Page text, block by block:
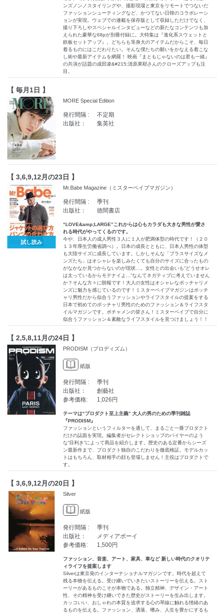
ンズノンノスタイリングや、撮影現場と東京をリモートでつないだ
ファッションシューティングなど、かつてない日韓のコラボレーシ
ョンが実現。ウェブでの連載を保存版として収録しただけでなく、
撮り下ろしやスペシャルインタビューなどの新たなコンテンツも加
えられた豪華な68pが別冊付録に。大特集は『進化系スウェットと
鉄板セットアップ』。どちらも等身大のアイテムだからこそ、毎日
着るものにはこだわりたい。そんな僕たちの願いをかなえる着こな
し術や最新アイテムを網羅！ 映画『まともじゃないのは君も一緒』
の共演が話題の成田凌&#215;清原果耶さんのクローズアップも注
目。
【 毎月1日 】
MORE Special Edition
発行間隔 :
不定期
出版社：
集英社
【 3,6,9,12月の23日 】
試し読み
Mr.Babe Magazine（ミスターベイブマガジン）
発行間隔 :
季刊
出版社：
徳間書店
“LOVE&amp;LARGE”これからは心もカラダも大きな男性が愛さ
れる時代がやってくるのです。
今や、日本人の成人男性３人に１人が肥満体型の時代です！（２０
１３年厚生労働省調べ）。日本の成長とともに、日本人男性の体型
も大陸サイズに成長しています。しかしそんな「プラスサイズなメ
ンズたち」はオシャレを楽しみたくても自分のサイズに合ったもの
がなかなか見つからないのが現状…。女性との出会いも“どうせオレ
は太っているからモテナイよ…”なんてネガティブに考えていません
か？そんな方々に朗報です！大人の女性はオシャレなポッチャリメ
ンズに魅力を感じているのです！ミスターベイブマガジンはポッチ
ャリ男性だから似合うファッションやライフスタイルの提案をする
日本で初めてのポッチャリ男性のためのファッション＆ライフスタ
イルマガジンです。ポチャメンの皆さん！ミスターベイブで自分に
似合うファッション＆素敵なライフスタイルを見つけましょう！！
【 2,5,8,11月の24日 】
PRODISM（プロディズム）
紙版
発行間隔 :
季刊
出版社：
創藝社
参考価格:
1,026円
テーマは“プロダクト至上主義” 大人の男のための季刊雑誌
『PRODISM』
ファッションというフィルターを通して、まるごと一冊プロダクト
だけの誌面を実現。編集者がセレクトショップのバイヤーのよう
な“目利き”によって商品を紹介します。歴史のある定番からシーズ
ン最新作まで、プロダクト独自のこだわりを徹底検証。モデルカッ
トはもちろん、取材相手の顔も登場しません！主役はプロダクトで
す。
【 3,6,9,12月の20日 】
Silver
紙版
発行間隔 :
季刊
出版社：
メディアボーイ
参考価格:
1,500円
ファッション、音楽、アート、家具、車など 新しい時代のクオリテ
ィライフを提案します
Silverは東京発のインターナショナルマガジンです。時代を超えて
残る本物を伝える。受け継いでいきたいストーリーを伝える。スト
ーリーがあるものこそが本物である。独立精神、デザイン・アート
性、その精神を受け継いできた歴史がストーリーを生み出します。
カッコいい、おしゃれの本質を追求する心の琴線に触れる情緒のあ
るものを伝える。ファッション、洒落、嗜み、人生を豊かにするも